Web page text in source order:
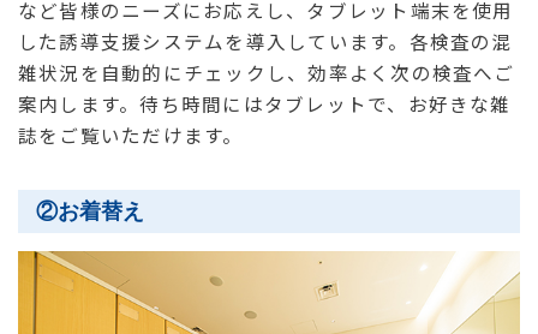
など皆様のニーズにお応えし、タブレット端末を使用
した誘導支援システムを導入しています。各検査の混
雑状況を自動的にチェックし、効率よく次の検査へご
案内します。待ち時間にはタブレットで、お好きな雑
誌をご覧いただけます。
②お着替え